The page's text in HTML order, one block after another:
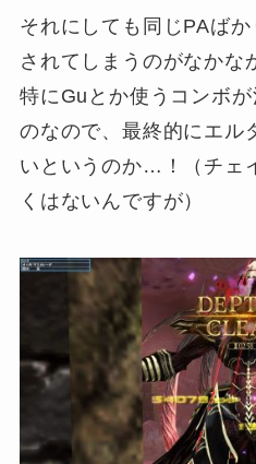
それにしても同じPAば
されてしまうのがなかな
特にGuとか使うコンボ
のなので、最終的にエル
いというのか…！（チェ
くはないんですが）